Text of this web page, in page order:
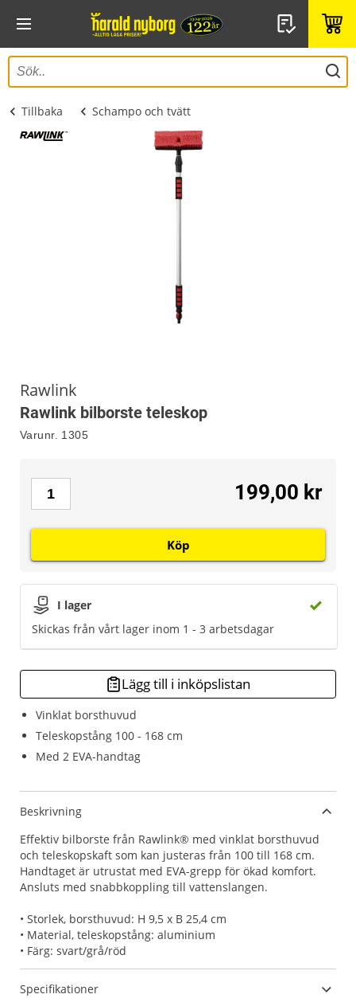
Tillbaka Schampo och tvätt
Rawlink
Rawlink bilborste teleskop
Varunr. 1305
Vinklat borsthuvud
Teleskopstång 100 - 168 cm
Med 2 EVA-handtag
I lager
Skickas från vårt lager inom 1 - 3 arbetsdagar
199,00 kr
Köp
Lägg till i inköpslistan
Beskrivning
Effektiv bilborste från Rawlink® med vinklat borsthuvud
och teleskopskaft som kan justeras från 100 till 168 cm.
Handtaget är utrustat med EVA-grepp för ökad komfort.
Ansluts med snabbkoppling till vattenslangen.
• Storlek, borsthuvud: H 9,5 x B 25,4 cm
• Material, teleskopstång: aluminium
• Färg: svart/grå/röd
Specifikationer